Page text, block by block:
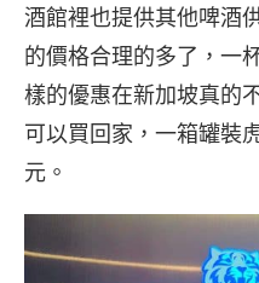
酒館裡也提供其他啤酒
的價格合理的多了，一
樣的優惠在新加坡真的
可以買回家，一箱罐裝
元。